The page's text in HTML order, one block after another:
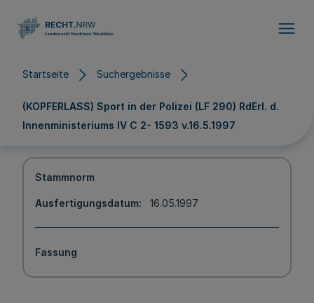
Startseite Suchergebnisse
(KOPFERLASS) Sport in der Polizei (LF 290) RdErl. d.
Innenministeriums IV C 2- 1593 v.16.5.1997
Stammnorm
Ausfertigungsdatum 16.05.1997
Fassung